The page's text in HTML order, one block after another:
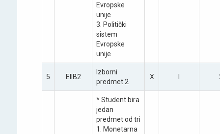
Evropske
unije
3. Politički
sistem
Evropske
unije
5 EIIB2
Izborni
predmet 2
X
* Student bira
jedan
predmet od tri
1. Monetarna